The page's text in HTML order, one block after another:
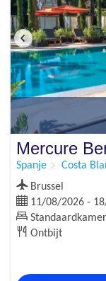
Mercure
Spanje Costa
Brussel
11/08/2026 -
Standaardkamer
Ontbijt